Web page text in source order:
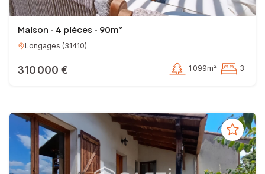
Maison - 4 pièces - 90m²
Longages (31410)
310 000 € 1 099m² 3